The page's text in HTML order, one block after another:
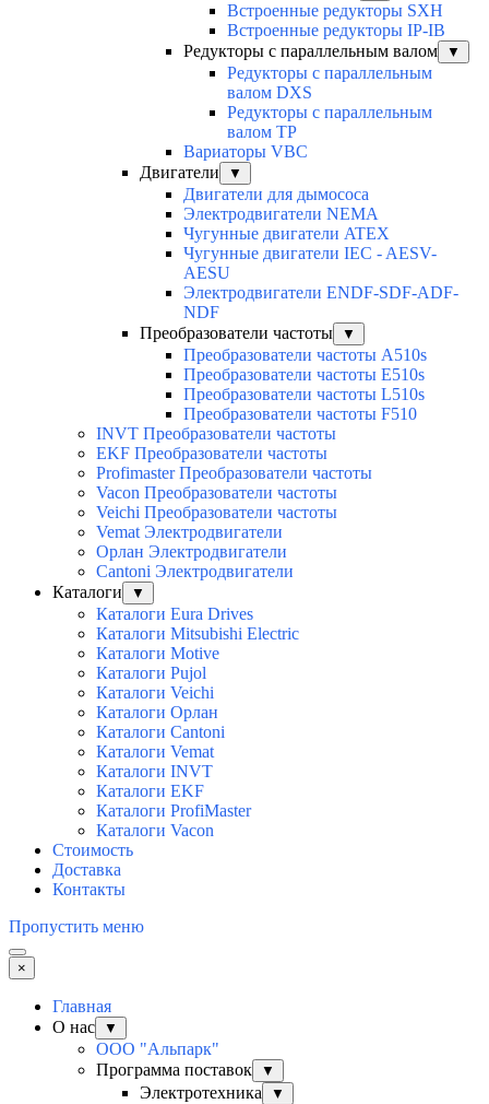
Встроенные редукторы SXH
Встроенные редукторы IP-IB
Редукторы с параллельным валом
▼
Редукторы с параллельным
валом DXS
Редукторы с параллельным
валом TP
Вариаторы VBC
Двигатели
▼
Двигатели для дымососа
Электродвигатели NEMA
Чугунные двигатели ATEX
Чугунные двигатели IEC - AESV-
AESU
Электродвигатели ENDF-SDF-ADF-
NDF
Преобразователи частоты
▼
Преобразователи частоты A510s
Преобразователи частоты E510s
Преобразователи частоты L510s
Преобразователи частоты F510
INVT Преобразователи частоты
EKF Преобразователи частоты
Profimaster Преобразователи частоты
Vacon Преобразователи частоты
Veichi Преобразователи частоты
Vemat Электродвигатели
Орлан Электродвигатели
Cantoni Электродвигатели
Каталоги
▼
Каталоги Eura Drives
Каталоги Mitsubishi Electric
Каталоги Motive
Каталоги Pujol
Каталоги Veichi
Каталоги Орлан
Каталоги Cantoni
Каталоги Vemat
Каталоги INVT
Каталоги EKF
Каталоги ProfiMaster
Каталоги Vacon
Стоимость
Доставка
Контакты
Пропустить меню
×
Главная
О нас
▼
ООО "Альпарк"
Программа поставок
▼
Электротехника ▼